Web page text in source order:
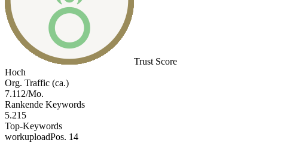
Trust Score
Hoch
Org. Traffic (ca.)
7.112/Mo.
Rankende Keywords
5.215
Top-Keywords
workuploadPos. 14